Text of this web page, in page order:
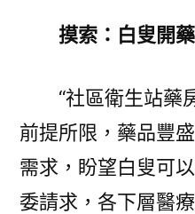
摸索：白叟開
“社區衛生站藥
前提所限，藥品豐
需求，盼望白叟可
委請求，各下層醫